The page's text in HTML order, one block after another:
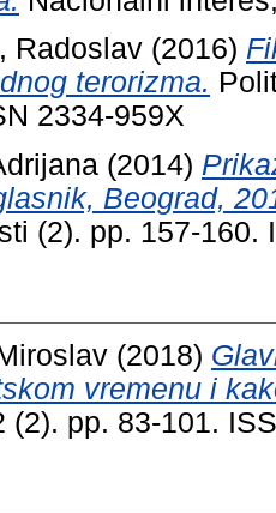
Radoslav (2016)
terorizma.
2334-959X
(2014)
Beograd,
(2). pp. 157-160.
(2018)
vremenu i
(2). pp. 83-101.